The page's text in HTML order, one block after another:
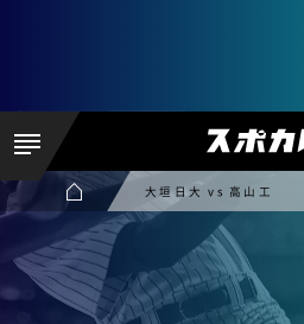
大垣日大 vs 高山工